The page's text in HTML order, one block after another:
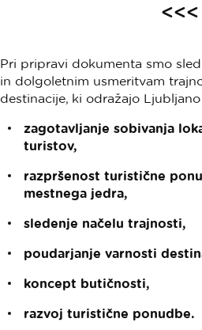
<<<
Pri pripravi dokumenta smo
in dolgoletnim usmeritvam
destinacije, ki odražajo
zagotavljanje sobivanja
turistov,
razpršenost turistične
mestnega jedra,
sledenje načelu trajnosti,
poudarjanje varnosti
koncept butičnosti,
razvoj turistične ponudbe.